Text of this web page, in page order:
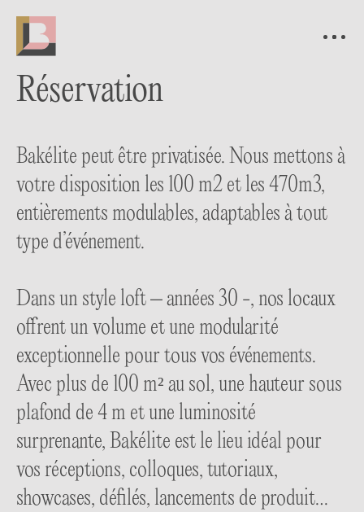
Réservation
Bakélite peut être privatisée. Nous mettons à
votre disposition les 100 m2 et les 470m3,
entièrements modulables, adaptables à tout
type d’événement.
Dans un style loft – années 30 -, nos locaux
offrent un volume et une modularité
exceptionnelle pour tous vos événements.
Avec plus de 100 m² au sol, une hauteur sous
plafond de 4 m et une luminosité
surprenante, Bakélite est le lieu idéal pour
vos réceptions, colloques, tutoriaux,
showcases, défilés, lancements de produit…